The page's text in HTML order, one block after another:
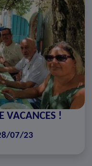
VACANCES !
07/23